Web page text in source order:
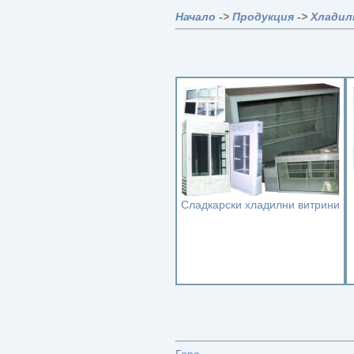
Начало -> Продукция ->
Сладкарски хладилни витрини